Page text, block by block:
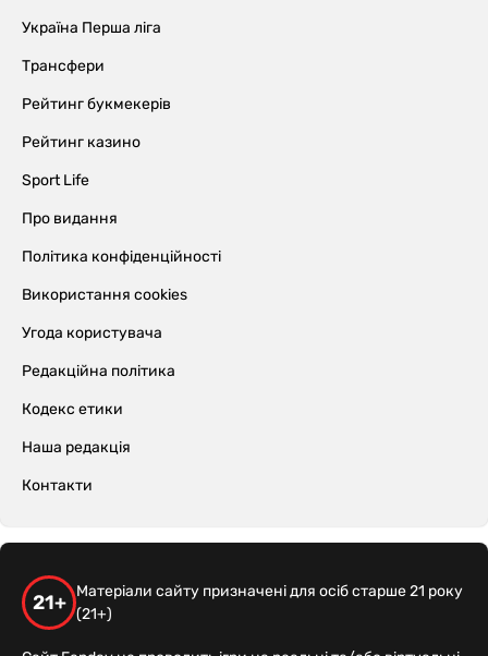
Україна Перша ліга
Трансфери
Рейтинг букмекерів
Рейтинг казино
Sport Life
Про видання
Політика конфіденційності
Використання cookies
Угода користувача
Редакційна політика
Кодекс етики
Наша редакція
Контакти
21+
Матеріали сайту призначені для осіб старше 21 року
(21+)